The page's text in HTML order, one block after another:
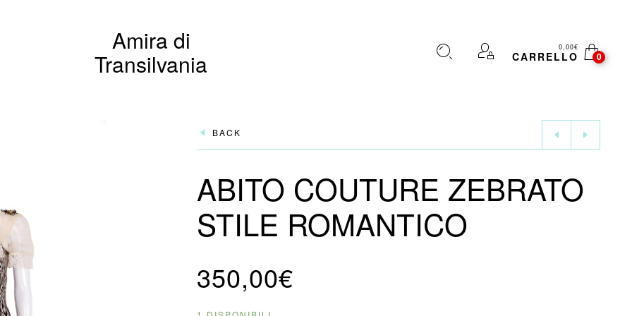
Amira di
Transilvania
0,00€
CARRELLO 0
BACK
ABITO COUTURE ZEBRATO
STILE ROMANTICO
350,00€